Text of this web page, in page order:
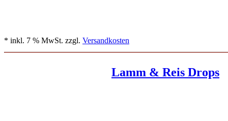
* inkl. 7 % MwSt. zzgl. Versandkosten
Lamm & Reis Drops